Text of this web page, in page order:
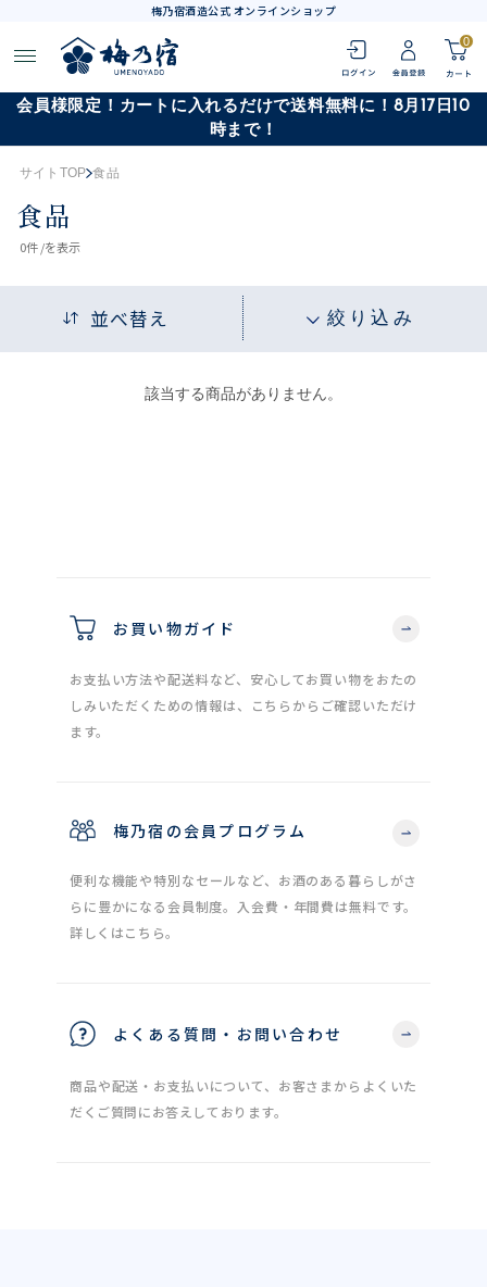
梅乃宿酒造公式 オンラインショップ
0
会員様限定！カートに入れるだけで送料無料に！8月17日10
時まで！
サイトTOP 食品
食品
0件 /を表示
並べ替え 絞り込み
該当する商品がありません。
お買い物ガイド
お支払い方法や配送料など、安心してお買い物をおたの
しみいただくための情報は、こちらからご確認いただけ
ます。
梅乃宿の会員プログラム
便利な機能や特別なセールなど、お酒のある暮らしがさ
らに豊かになる会員制度。入会費・年間費は無料です。
詳しくはこちら。
よくある質問・お問い合わせ
商品や配送・お支払いについて、お客さまからよくいた
だくご質問にお答えしております。